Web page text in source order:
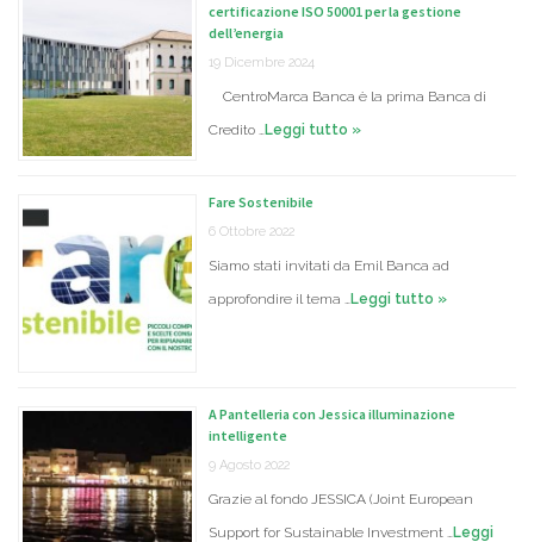
certificazione ISO 50001 per la gestione
dell’energia
19 Dicembre 2024
CentroMarca Banca è la prima Banca di
Credito … Leggi tutto »
Fare Sostenibile
6 Ottobre 2022
Siamo stati invitati da Emil Banca ad
approfondire il tema … Leggi tutto »
A Pantelleria con Jessica illuminazione
intelligente
9 Agosto 2022
Grazie al fondo JESSICA (Joint European
Support for Sustainable Investment … Leggi